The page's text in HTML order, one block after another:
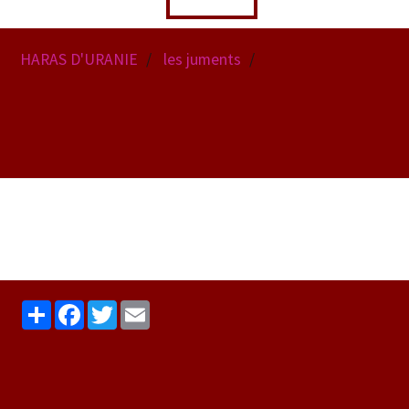
HARAS D'URANIE les juments
PartagerFacebook
Twitter